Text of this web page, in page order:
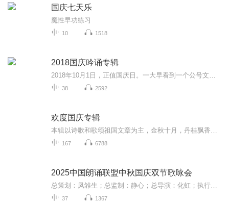
国庆七天乐
魔性早功练习
10 1518
2018国庆吟诵专辑
38 2592
欢度国庆专辑
167 6788
2025中国朗诵联盟中秋国庆双节歌咏会
37 1367